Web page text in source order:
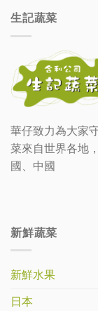
生記蔬菜
華仔致力為大家
菜來自世界各地
國、中國
新鮮蔬菜
新鮮水果
日本